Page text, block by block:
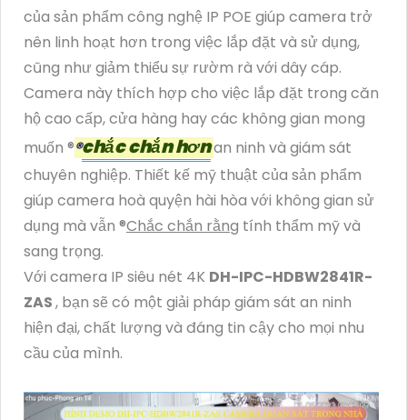
của sản phẩm công nghệ IP POE giúp camera trở
nên linh hoạt hơn trong việc lắp đặt và sử dụng,
cũng như giảm thiểu sự rườm rà với dây cáp.
Camera này thích hợp cho việc lắp đặt trong căn
hộ cao cấp, cửa hàng hay các không gian mong
muốn ®️®️chắc chắn hơnan ninh và giám sát
chuyên nghiệp. Thiết kế mỹ thuật của sản phẩm
giúp camera hoà quyện hài hòa với không gian sử
dụng mà vẫn ®️Chắc chắn rằng tính thẩm mỹ và
sang trọng.
Với camera IP siêu nét 4K DH-IPC-HDBW2841R-
ZAS, bạn sẽ có một giải pháp giám sát an ninh
hiện đại, chất lượng và đáng tin cậy cho mọi nhu
cầu của mình.